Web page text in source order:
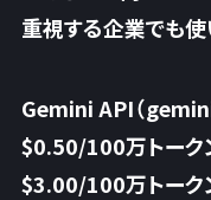
重視する企業でも使
Gemini API（
$0.50/100万トーク
$3.00/100万トーク